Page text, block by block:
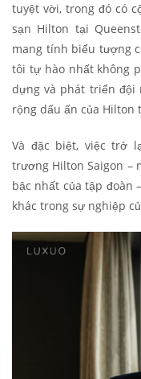
tuyệt vời, trong đó có
sạn Hilton tại
mang tính biểu tượng
tôi tự hào nhất không
dựng và phát triển đội
rộng dấu ấn của Hilton
Và đặc biệt, việc trở
trương Hilton Saigon –
bậc nhất của tập đoàn
khác trong sự nghiệp